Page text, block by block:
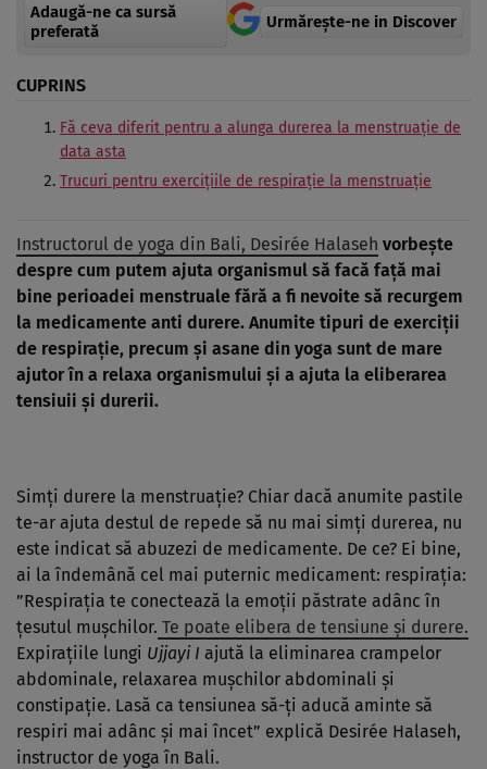
Adaugă-ne ca sursă
preferată
Urmărește-ne in Discover
CUPRINS
Fă ceva diferit pentru a alunga durerea la menstruație de
data asta
Trucuri pentru exercițiile de respirație la menstruație
Instructorul de yoga din Bali, Desirée Halaseh vorbește
despre cum putem ajuta organismul să facă față mai
bine perioadei menstruale fără a fi nevoite să recurgem
la medicamente anti durere. Anumite tipuri de exerciții
de respirație, precum și asane din yoga sunt de mare
ajutor în a relaxa organismului și a ajuta la eliberarea
tensiuii și durerii.
Simți durere la menstruație? Chiar dacă anumite pastile
te-ar ajuta destul de repede să nu mai simți durerea, nu
este indicat să abuzezi de medicamente. De ce? Ei bine,
ai la îndemână cel mai puternic medicament: respirația:
”Respirația te conectează la emoții păstrate adânc în
țesutul mușchilor. Te poate elibera de tensiune și durere.
Expirațiile lungi Ujjayi I ajută la eliminarea crampelor
abdominale, relaxarea mușchilor abdominali și
constipație. Lasă ca tensiunea să-ți aducă aminte să
respiri mai adânc și mai încet” explică Desirée Halaseh,
instructor de yoga în Bali.